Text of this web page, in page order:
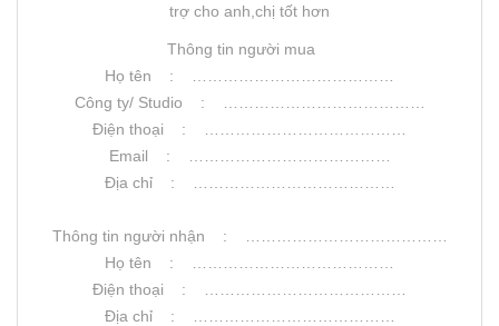
trợ cho anh,chị tốt hơn
Thông tin người mua
Họ tên : …………………………………
Công ty/ Studio : …………………………………
Điện thoại : …………………………………
Email : …………………………………
Địa chỉ : …………………………………
Thông tin người nhận : …………………………………
Họ tên : …………………………………
Điện thoại : …………………………………
Địa chỉ : …………………………………